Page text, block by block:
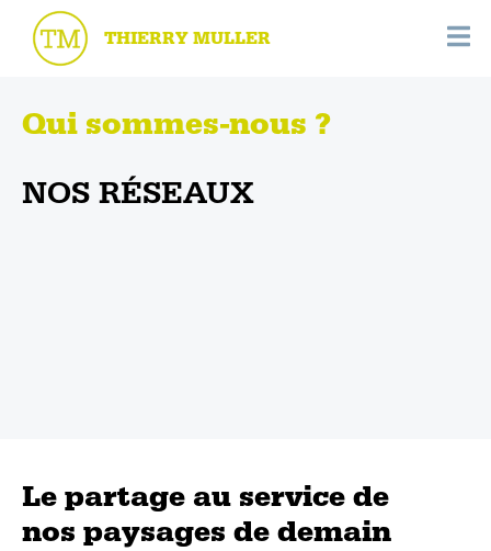
THIERRY MULLER
Qui sommes-nous ?
NOS RÉSEAUX
Le partage au service de
nos paysages de demain